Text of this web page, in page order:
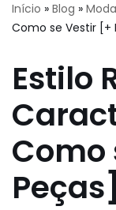
Início » Blog » Moda
Como se Vestir [+
Estilo
Como
Peças]